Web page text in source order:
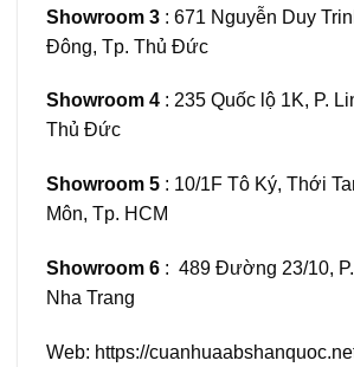
Showroom 3 : 671 Nguyễn Duy
Đông, Tp. Thủ Đức
Showroom 4 : 235 Quốc lộ 1K, P.
Thủ Đức
Showroom 5 : 10/1F Tô Ký, Thới
Môn, Tp. HCM
Showroom 6 : 489 Đường 23/10,
Nha Trang
Web: https://